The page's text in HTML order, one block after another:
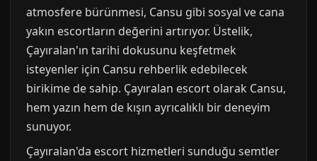
atmosfere bürünmesi, Cansu gibi sosyal ve cana
yakın escortların değerini artırıyor. Üstelik,
Çayıralan'ın tarihi dokusunu keşfetmek
isteyenler için Cansu rehberlik edebilecek
birikime de sahip. Çayıralan escort olarak Cansu,
hem yazın hem de kışın ayrıcalıklı bir deneyim
sunuyor.
Çayıralan'da escort hizmetleri sunduğu semtler